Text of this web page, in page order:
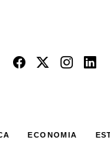
ECONOMIA